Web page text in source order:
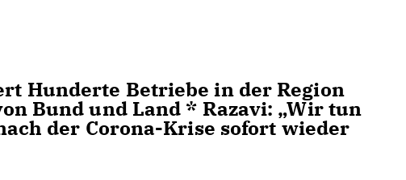
Hunderte Betriebe in der Region
Bund und Land * Razavi: „Wir tun
der Corona-Krise sofort wieder